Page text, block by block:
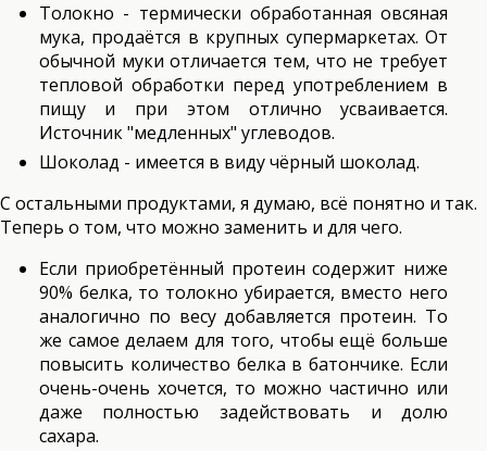
Толокно - термически обработанная овсяная
мука, продаётся в крупных супермаркетах. От
обычной муки отличается тем, что не требует
тепловой обработки перед употреблением в
пищу и при этом отлично усваивается.
Источник "медленных" углеводов.
Шоколад - имеется в виду чёрный шоколад.
С остальными продуктами, я думаю, всё понятно и так.
Теперь о том, что можно заменить и для чего.
Если приобретённый протеин содержит ниже
90% белка, то толокно убирается, вместо него
аналогично по весу добавляется протеин. То
же самое делаем для того, чтобы ещё больше
повысить количество белка в батончике. Если
очень-очень хочется, то можно частично или
даже полностью задействовать и долю
сахара.